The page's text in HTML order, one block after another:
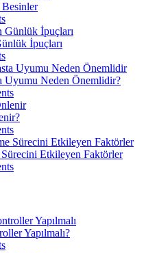
Besinler
İpuçları
Uyumu Neden Önemlidir?
Etkileyen Faktörler
Yapılmalı?